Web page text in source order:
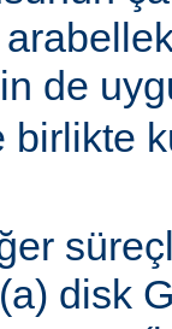
de
(a) disk